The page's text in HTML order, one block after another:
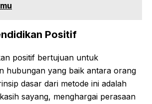
Positif
positif bertujuan untuk
hubungan yang baik antara orang
dasar dari metode ini adalah
sayang, menghargai perasaan